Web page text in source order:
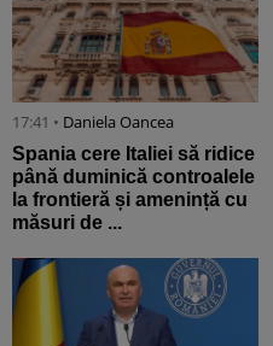
17:41 • Daniela Oancea
Spania cere Italiei să ridice
până duminică controalele
la frontieră și amenință cu
măsuri de ...